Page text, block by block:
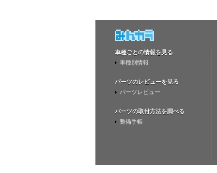
車種ごとの情報を見る
車種別情報
パーツのレビューを見る
パーツレビュー
パーツの取付方法を調べる
整備手帳